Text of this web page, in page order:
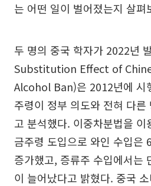
는 어떤 일이 벌어졌는지 살펴
두 명의 중국 학자가 2022년
Substitution Effect of
Alcohol Ban)은 2012년에 시
주령이 정부 의도와 전혀 다
고 분석했다. 이중차분법을 이
금주령 도입으로 와인 수입은
증가했고, 증류주 수입에서는
이 늘어났다고 밝혔다. 중국